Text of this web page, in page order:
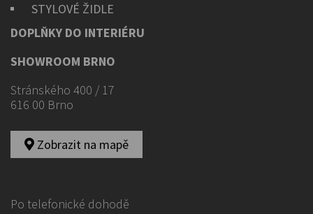
STYLOVÉ ŽIDLE
DOPLŇKY DO INTERIÉRU
SHOWROOM BRNO
Stránského 400 / 17
616 00 Brno
Zobrazit na mapě
Po telefonické dohodě